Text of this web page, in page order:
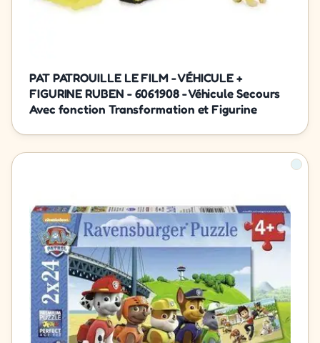
PAT PATROUILLE LE FILM - VÉHICULE +
FIGURINE RUBEN - 6061908 - Véhicule Secours
Avec fonction Transformation et Figurine